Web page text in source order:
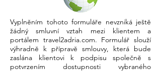
Vyplněním tohoto formuláře nevzniká ještě
žádný smluvní vztah mezi klientem a
portálem travel2adria.com. Formulář slouží
výhradně k přípravě smlouvy, která bude
zaslána klientovi k podpisu společně s
potvrzením dostupnosti vybraného